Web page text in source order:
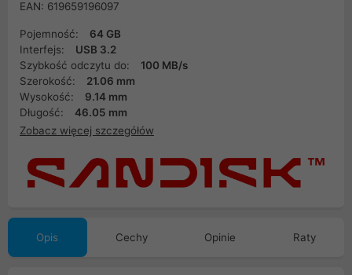
EAN: 619659196097
Pojemność:
64 GB
Interfejs:
USB 3.2
Szybkość odczytu do:
100 MB/s
Szerokość:
21.06 mm
Wysokość:
9.14 mm
Długość:
46.05 mm
Zobacz więcej szczegółów
Opis Cechy Opinie Raty